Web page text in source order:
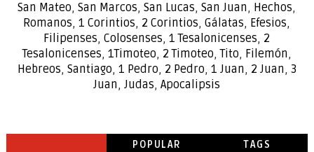
San Mateo,San Marcos,San Lucas,San Juan, Hechos,
Romanos,1 Corintios, 2 Corintios,Gálatas, Efesios,
Filipenses,Colosenses,1Tesalonicenses, 2
Tesalonicenses, 1Timoteo, 2Timoteo, Tito, Filemón,
Hebreos, Santiago, 1 Pedro, 2 Pedro, 1 Juan, 2 Juan, 3
Juan,Judas,Apocalipsis
POPULAR TAGS